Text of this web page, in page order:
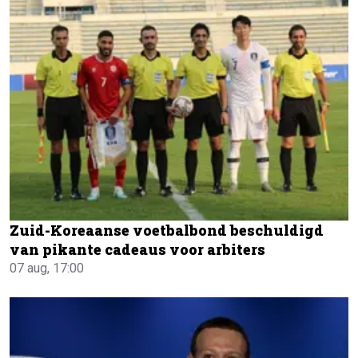
Zuid-Koreaanse voetbalbond beschuldigd
van pikante cadeaus voor arbiters
07 aug, 17:00